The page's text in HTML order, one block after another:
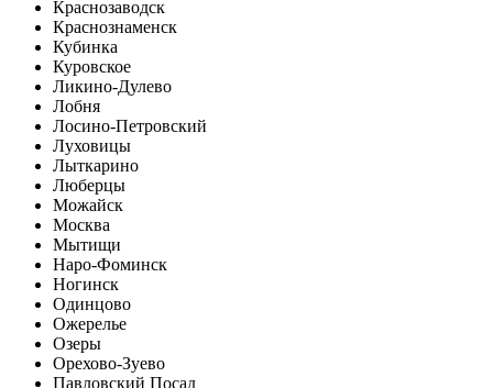
Краснозаводск
Краснознаменск
Кубинка
Куровское
Ликино-Дулево
Лобня
Лосино-Петровский
Луховицы
Лыткарино
Люберцы
Можайск
Москва
Мытищи
Наро-Фоминск
Ногинск
Одинцово
Ожерелье
Озеры
Орехово-Зуево
Павловский Посад